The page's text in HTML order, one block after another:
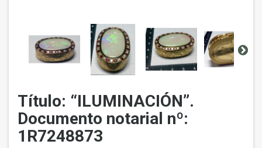
Título: “ILUMINACIÓN”.
Documento notarial nº:
1R7248873